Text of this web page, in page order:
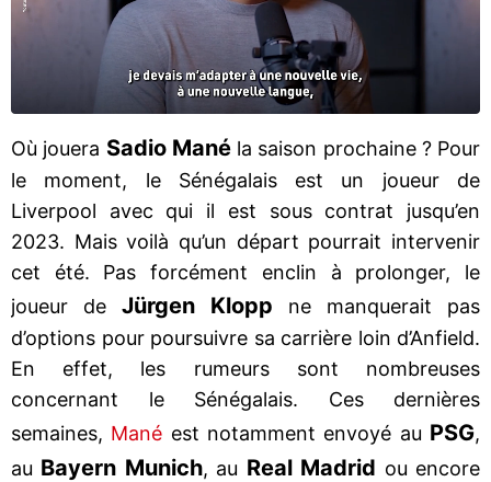
Où jouera Sadio Manéla saison prochaine ? Pour
le moment, le Sénégalais est un joueur de
Liverpool avec qui il est sous contrat jusqu’en
2023. Mais voilà qu’un départ pourrait intervenir
cet été. Pas forcément enclin à prolonger, le
joueur de Jürgen Klopp ne manquerait pas
d’options pour poursuivre sa carrière loin d’Anfield.
En effet, les rumeurs sont nombreuses
concernant le Sénégalais. Ces dernières
semaines, Mané est notamment envoyé au PSG,
au Bayern Munich, au Real Madrid ou encore